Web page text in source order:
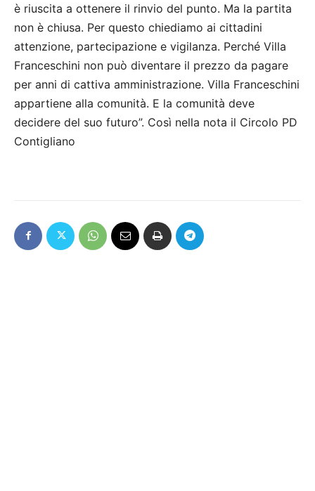
è riuscita a ottenere il rinvio del punto. Ma la partita
non è chiusa. Per questo chiediamo ai cittadini
attenzione, partecipazione e vigilanza. Perché Villa
Franceschini non può diventare il prezzo da pagare
per anni di cattiva amministrazione. Villa Franceschini
appartiene alla comunità. E la comunità deve
decidere del suo futuro”. Così nella nota il Circolo PD
Contigliano